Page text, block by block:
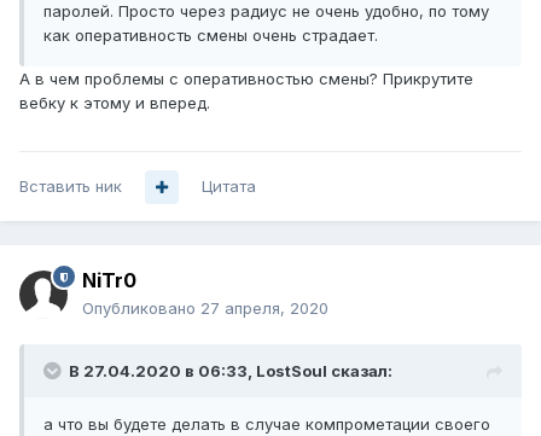
паролей. Просто через радиус не очень удобно, по тому
как оперативность смены очень страдает.
А в чем проблемы с оперативностью смены? Прикрутите
вебку к этому и вперед.
Вставить ник Цитата
NiTr0
Опубликовано 27 апреля, 2020
В 27.04.2020 в 06:33, LostSoul сказал:
а что вы будете делать в случае компрометации своего